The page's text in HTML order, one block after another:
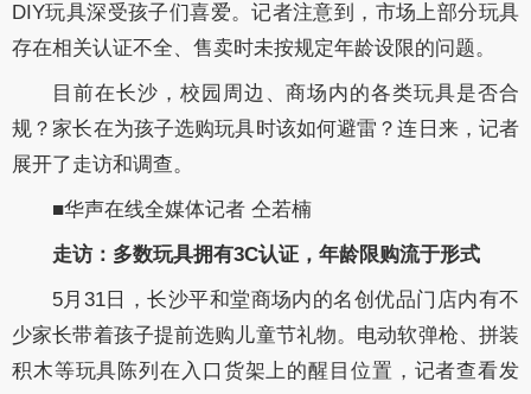
DIY玩具深受孩子们喜爱。记者注意到，市场上部分玩具
存在相关认证不全、售卖时未按规定年龄设限的问题。
目前在长沙，校园周边、商场内的各类玩具是否合
规？家长在为孩子选购玩具时该如何避雷？连日来，记者
展开了走访和调查。
■华声在线全媒体记者 仝若楠
走访：多数玩具拥有3C认证，年龄限购流于形式
5月31日，长沙平和堂商场内的名创优品门店内有不
少家长带着孩子提前选购儿童节礼物。电动软弹枪、拼装
积木等玩具陈列在入口货架上的醒目位置，记者查看发